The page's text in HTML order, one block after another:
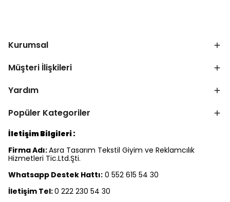
Kurumsal
Müşteri İlişkileri
Yardım
Popüler Kategoriler
İletişim Bilgileri :
Firma Adı:Asra Tasarım Tekstil Giyim ve Reklamcılık
Hizmetleri Tic.Ltd.Şti.
Whatsapp Destek Hattı: 0 552 615 54 30
İletişim Tel:0 222 230 54 30